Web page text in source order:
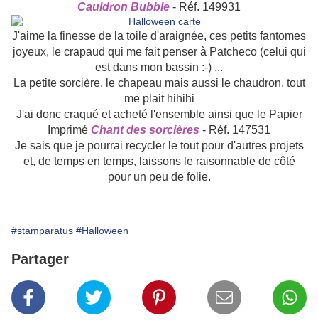
Cauldron Bubble - Réf. 149931
J'aime la finesse de la toile d'araignée, ces petits fantomes
joyeux, le crapaud qui me fait penser à Patcheco (celui qui
est dans mon bassin :-) ...
La petite sorcière, le chapeau mais aussi le chaudron, tout
me plait hihihi
J'ai donc craqué et acheté l'ensemble ainsi que le Papier
Imprimé Chant des sorcières - Réf. 147531
Je sais que je pourrai recycler le tout pour d'autres projets
et, de temps en temps, laissons le raisonnable de côté
pour un peu de folie.
#stamparatus #Halloween
Partager